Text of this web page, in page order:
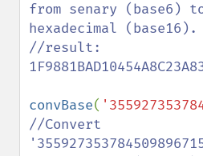
from senary (base6)
hexadecimal (base16).
//result:
convBase(
//Convert